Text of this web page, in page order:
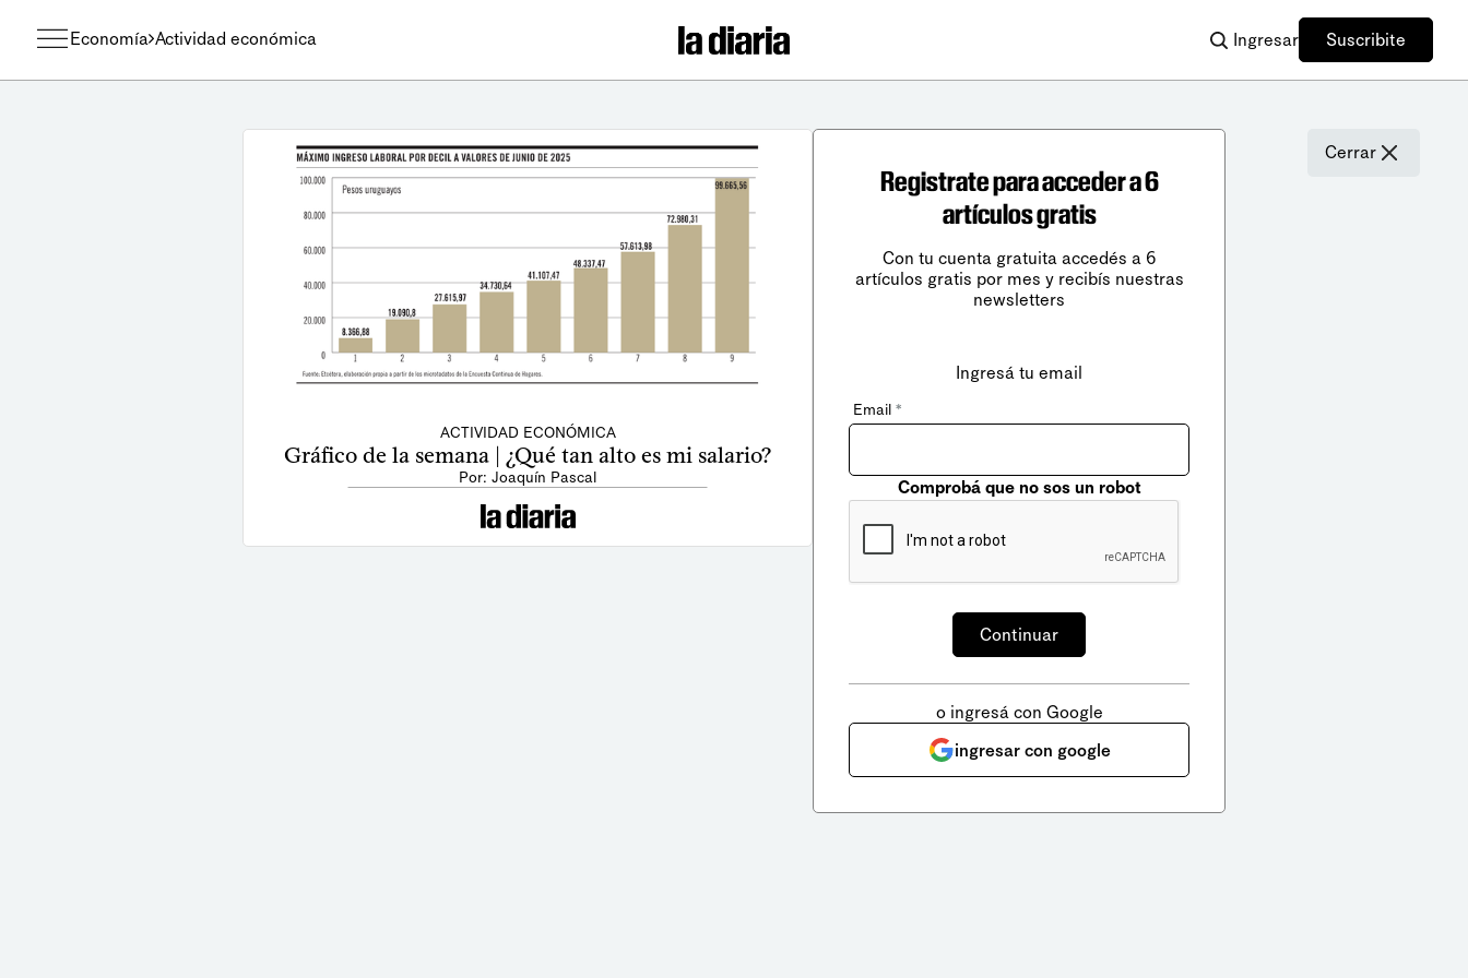
Economía Actividad económica Ingresar Suscribite
ACTIVIDAD ECONÓMICA
Gráfico de la semana | ¿Qué tan alto es mi salario?
Por: Joaquín Pascal
Cerrar
Registrate para acceder a 6
artículos gratis
Con tu cuenta gratuita accedés a 6
artículos gratis por mes y recibís nuestras
newsletters
Ingresá tu email
Email *
Comprobá que no sos un robot
o ingresá con Google
ingresar con google